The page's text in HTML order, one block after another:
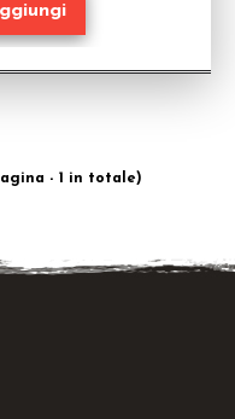
- 1 in totale)